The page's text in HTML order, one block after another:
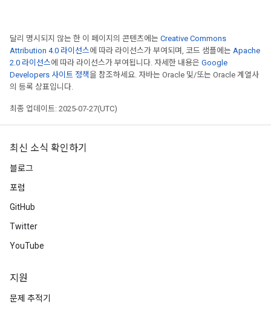
달리 명시되지 않는 한 이 페이지의 콘텐츠에는 Creative Commons
Attribution 4.0 라이선스에 따라 라이선스가 부여되며, 코드 샘플에는 Apache
2.0 라이선스에 따라 라이선스가 부여됩니다. 자세한 내용은 Google
Developers 사이트 정책을 참조하세요. 자바는 Oracle 및/또는 Oracle 계열사
의 등록 상표입니다.
최종 업데이트: 2025-07-27(UTC)
최신 소식 확인하기
블로그
포럼
GitHub
Twitter
YouTube
지원
문제 추적기